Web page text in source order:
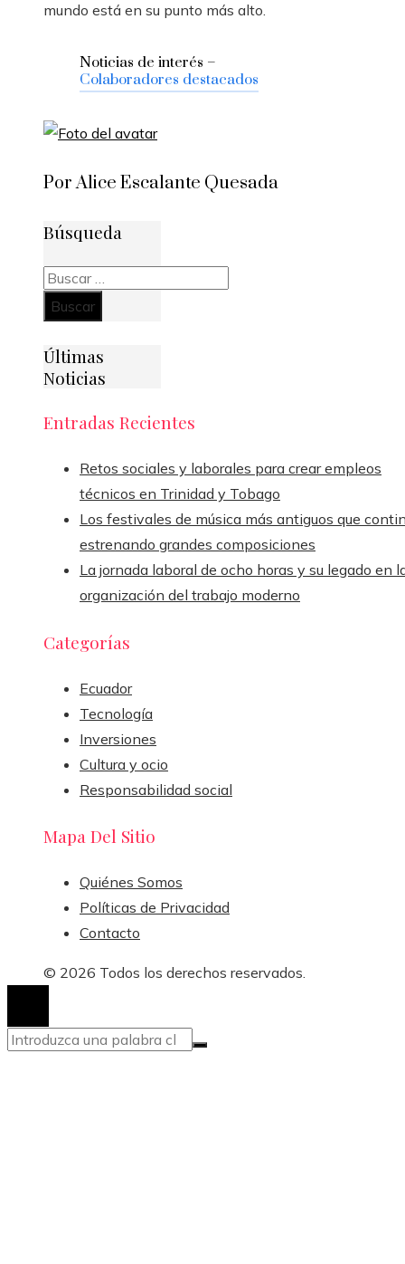
mundo está en su punto más alto.
Noticias de interés –
Colaboradores destacados
Por Alice Escalante Quesada
Búsqueda
Buscar:
Últimas
Noticias
Entradas Recientes
Retos sociales y laborales para crear empleos
técnicos en Trinidad y Tobago
Los festivales de música más antiguos que
estrenando grandes composiciones
La jornada laboral de ocho horas y su legado en
organización del trabajo moderno
Categorías
Ecuador
Tecnología
Inversiones
Cultura y ocio
Responsabilidad social
Mapa Del Sitio
Quiénes Somos
Políticas de Privacidad
Contacto
© 2026 Todos los derechos reservados.